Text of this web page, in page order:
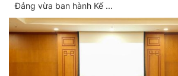
Đảng vừa ban hành Kế ...